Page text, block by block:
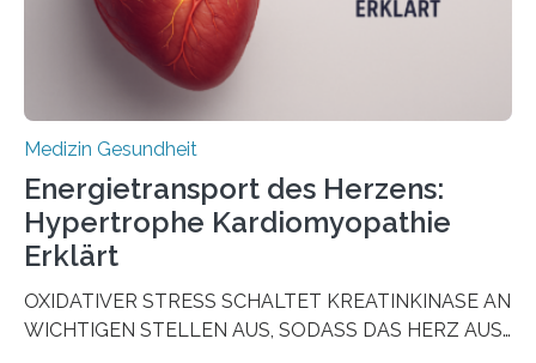
häufigsten Krebsarten und stellt…
Medizin Gesundheit
Energietransport des Herzens:
Hypertrophe Kardiomyopathie
Erklärt
OXIDATIVER STRESS SCHALTET KREATINKINASE AN
WICHTIGEN STELLEN AUS, SODASS DAS HERZ AUS